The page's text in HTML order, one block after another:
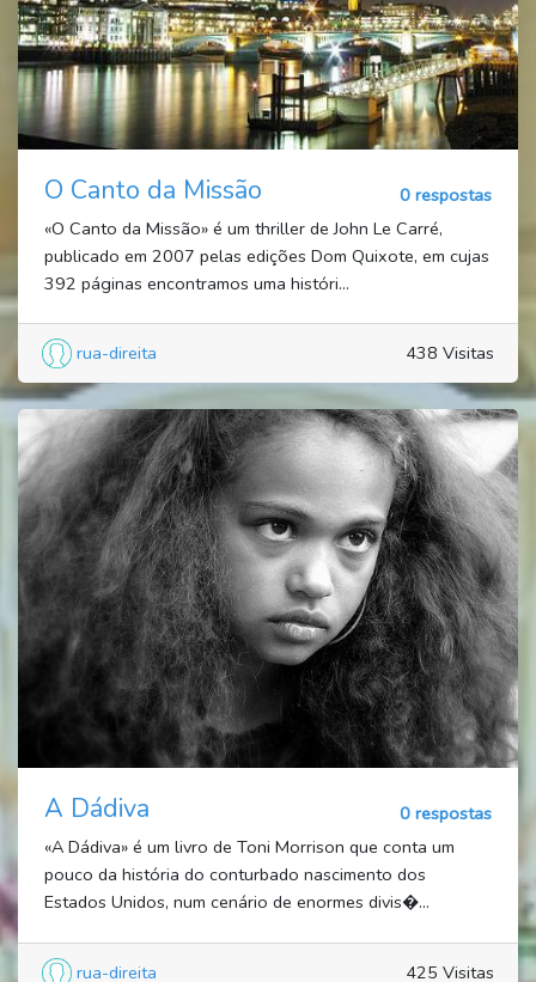
O Canto da Missão
0 respostas
«O Canto da Missão» é um thriller de John Le Carré,
publicado em 2007 pelas edições Dom Quixote, em cujas
392 páginas encontramos uma históri...
rua-direita 438 Visitas
A Dádiva
0 respostas
«A Dádiva» é um livro de Toni Morrison que conta um
pouco da história do conturbado nascimento dos
Estados Unidos, num cenário de enormes divis�...
rua-direita 425 Visitas